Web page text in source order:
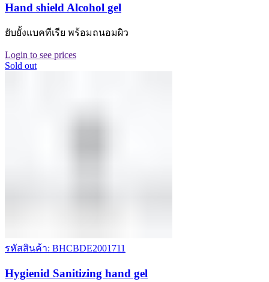
Hand shield Alcohol gel
ยับยั้งแบคทีเรีย พร้อมถนอมผิว
Login to see prices
Sold out
รหัสสินค้า: BHCBDE2001711
Hygienid Sanitizing hand gel